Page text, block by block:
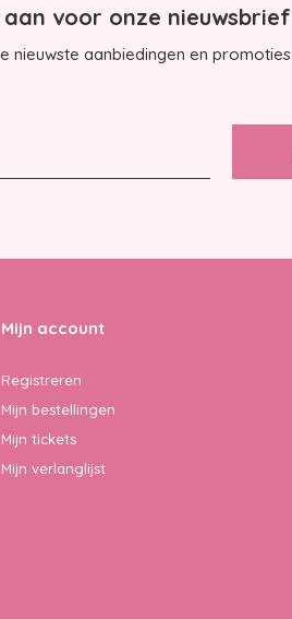
aan voor onze nieuwsbrief
nieuwste aanbiedingen en promoties
Mijn account
Registreren
Mijn bestellingen
Mijn tickets
Mijn verlanglijst